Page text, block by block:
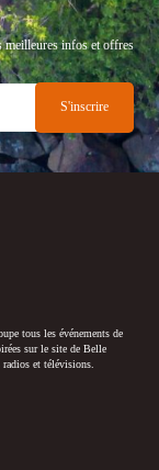
meilleures infos et offres
tous les événements de
sur le site de Belle
radios et télévisions.